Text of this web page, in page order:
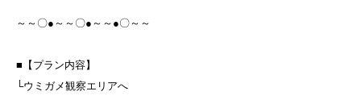
～～〇●～～〇●～～●〇～～
■【プラン内容】
└ウミガメ観察エリアへ